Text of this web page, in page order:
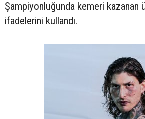
Şampiyonluğunda kemeri kazanan
ifadelerini kullandı.